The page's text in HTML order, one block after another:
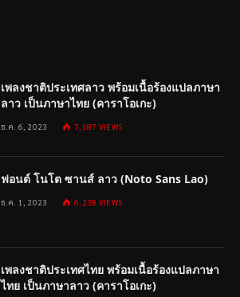
เพลงชาติประเทศลาว พร้อมเนื้อร้องแปลภาษา
ลาว เป็นภาษาไทย (คาราโอเกะ)
ธ.ค. 6, 2023 7,187 VIEWS
ฟอนต์ โนโต ซานส์ ลาว (Noto Sans Lao)
ธ.ค. 1, 2023 6,238 VIEWS
เพลงชาติประเทศไทย พร้อมเนื้อร้องแปลภาษา
ไทย เป็นภาษาลาว (คาราโอเกะ)